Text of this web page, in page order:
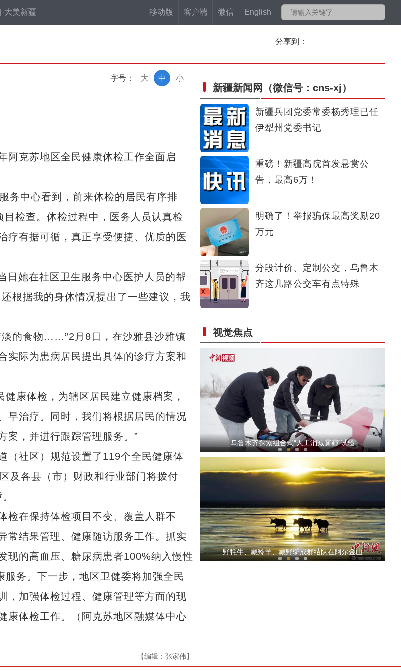
移动版 客户端 微信 English
大美新疆
分享到：
字号： 小
中
大
克苏地区全民健康体检工作全面启
中心看到，前来体检的居民有序排
检查。体检过程中，医务人员认真检
疗有据可循，真正享受便捷、优质的医
她在社区卫生服务中心医护人员的帮
根据我的身体情况提出了一些建议，我
的食物……”2月8日，在沙雅县沙雅镇
实际为患病居民提出具体的诊疗方案和
康体检，为辖区居民建立健康档案，
早治疗。同时，我们将根据居民的情况
案，并进行跟踪管理服务。”
社区）规范设置了119个全民健康体
及各县（市）财政和行业部门将拨付
在保持体检项目不变、覆盖人群不
常结果管理、健康随访服务工作。抓实
现的高血压、糖尿病患者100%纳入慢性
服务。下一步，地区卫健委将加强全民
，加强体检过程、健康管理等方面的现
康体检工作。（阿克苏地区融媒体中心
【编辑：张家伟】
新疆新闻网 （微信号：cns-xj）
新疆兵团党委常委杨秀理已任
伊犁州党委书记
重磅！新疆高院首发悬赏公
告，最高6万！
明确了！举报骗保最高奖励20
万元
分段计价、定制公交，乌鲁木
齐这几路公交车有点特殊
视觉焦点
新疆：企业开足马力忙生产 冲刺首季“开门红
新疆各地陆续开展备耕工作
乌鲁木齐探索组合式“人工消减雾霾”试验
乌鲁木齐市学生“开学第一课”：感受“科技
野牦牛、藏羚羊、藏野驴成群结队在阿尔金山